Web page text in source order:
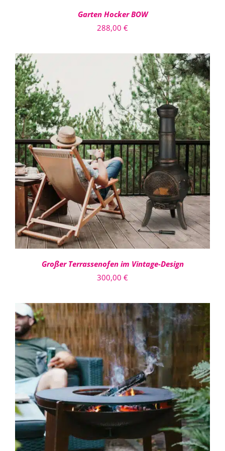
Garten Hocker BOW
288,00 €
IN DEN WARENKORB
DETAILS
Großer Terrassenofen im Vintage-Design
300,00 €
IN DEN WARENKORB
/
DETAILS